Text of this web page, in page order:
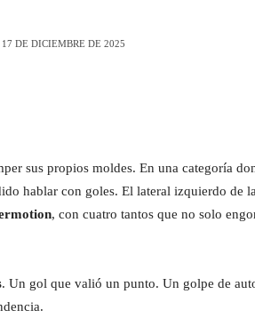
17 DE DICIEMBRE DE 2025
sus propios moldes. En una categoría
hablar con goles. El lateral izquierdo de
, con cuatro tantos que no solo
. Un gol que valió un punto. Un golpe de